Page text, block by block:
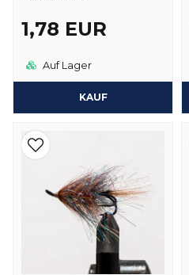
1,78 EUR
Auf Lager
KAUF